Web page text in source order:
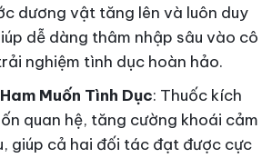
dương vật tăng lên và luôn duy
dễ dàng thâm nhập sâu vào cô
nghiệm tình dục hoàn hảo.
Muốn Tình Dục: Thuốc kích
quan hệ, tăng cường khoái cảm
giúp cả hai đối tác đạt được cực